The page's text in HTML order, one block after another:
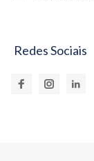
Redes Sociais